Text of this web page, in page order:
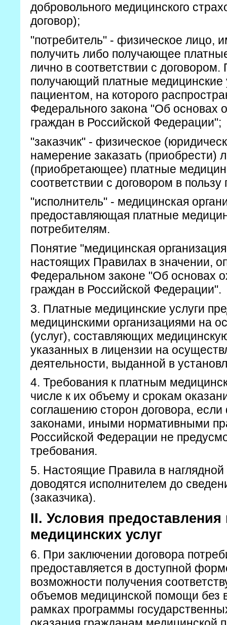
добровольного медицинского
договор);
"потребитель" - физическое лицо,
получить либо получающее
лично в соответствии с договором.
получающий платные медицинские
пациентом, на которого
Федерального закона "Об основах
граждан в Российской Федерации";
"заказчик" - физическое
намерение заказать (приобрести)
(приобретающее) платные
соответствии с договором в пользу
"исполнитель" - медицинская
предоставляющая платные
потребителям.
Понятие "медицинская
настоящих Правилах в значении,
Федеральном законе "Об основах
граждан в Российской Федерации".
3. Платные медицинские услуги
медицинскими организациями на
(услуг), составляющих
указанных в лицензии на
деятельности, выданной в
4. Требования к платным
числе к их объему и срокам
соглашению сторон договора,
законами, иными нормативными
Российской Федерации не
требования.
5. Настоящие Правила в
доводятся исполнителем до
(заказчика).
II. Условия предоставления
медицинских услуг
6. При заключении договора
предоставляется в доступной
возможности получения
объемов медицинской помощи без
рамках программы